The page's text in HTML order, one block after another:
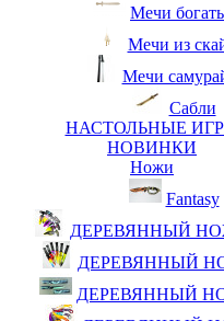
Мечи
Мечи из
Мечи
Сабли
НАСТОЛЬНЫЕ
НОВИНКИ
Ножи
Fantasy
ДЕРЕВЯННЫЙ
ДЕРЕВЯННЫЙ
ДЕРЕВЯННЫЙ